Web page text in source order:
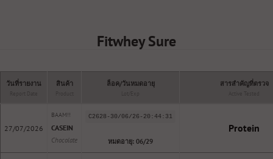
Fitwhey Sure
วันที่รายงาน สินค้า ล็อค/วันหมดอายุ สารสำคัญที่ตรวจ
27/07/2026
BAAM!!
CASEIN
Chocolate
C2628-30/06/26-20:44:31
หมดอายุ: 06/29
Protein